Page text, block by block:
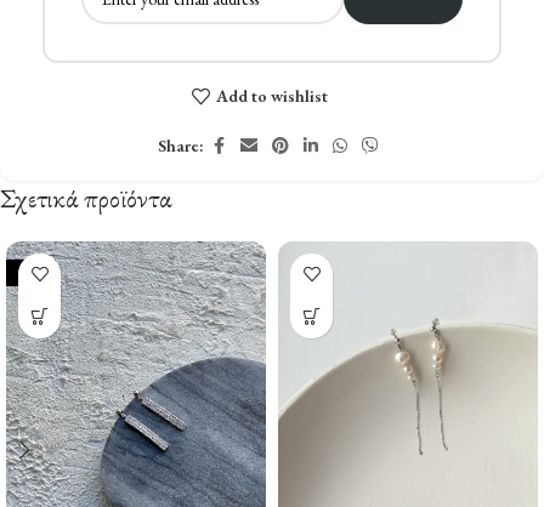
Add to wishlist
Share:
Σχετικά προϊόντα
-28%